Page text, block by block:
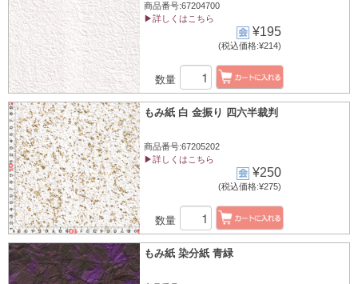
商品番号:67204700
▶詳しくはこちら
¥195
(税込価格:¥214)
数量
もみ紙 白 金振り 四六半裁判
商品番号:67205202
▶詳しくはこちら
¥250
(税込価格:¥275)
数量
もみ紙 染分紙 青緑